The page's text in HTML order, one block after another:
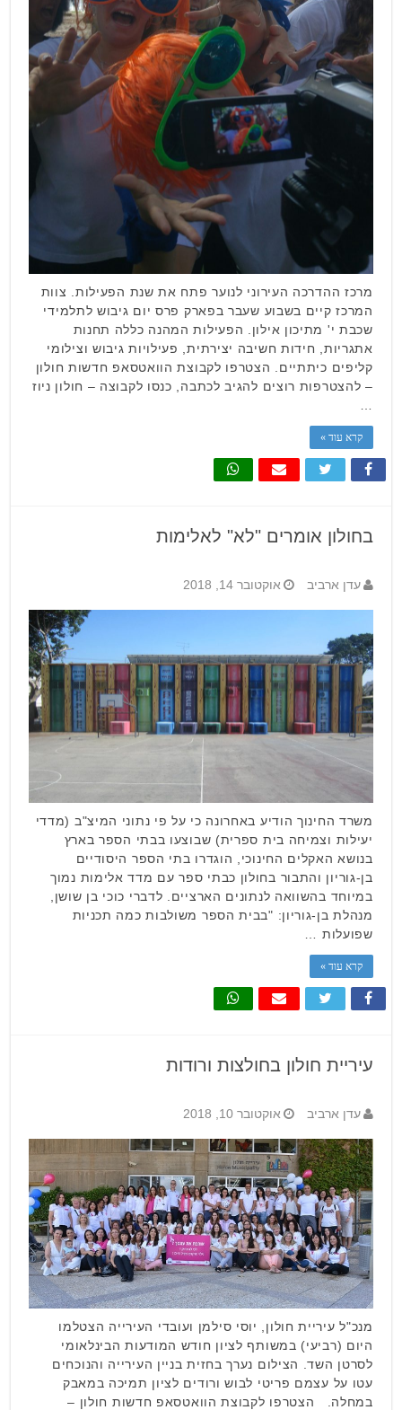
מרכז ההדרכה העירוני לנוער פתח את שנת הפעילות. צוות
המרכז קיים בשבוע שעבר בפארק פרס יום גיבוש לתלמידי
שכבת י' מתיכון אילון. הפעילות המהנה כללה תחנות
אתגריות, חידות חשיבה יצירתית, פעילויות גיבוש וצילומי
קליפים כיתתיים. הצטרפו לקבוצת הוואטסאפ חדשות חולון
– להצטרפות רוצים להגיב לכתבה, כנסו לקבוצה – חולון ניוז
קרא עוד »
בחולון אומרים "לא" לאלימות
עדן ארביב אוקטובר 14, 2018
משרד החינוך הודיע באחרונה כי על פי נתוני המיצ"ב (מדדי
יעילות וצמיחה בית ספרית) שבוצעו בבתי הספר בארץ
בנושא האקלים החינוכי, הוגדרו בתי הספר היסודיים
בן-גוריון והתבור בחולון כבתי ספר עם מדד אלימות נמוך
במיוחד בהשוואה לנתונים הארציים. לדברי כוכי בן שושן,
מנהלת בן-גוריון: "בבית הספר משולבות כמה תכניות
שפועלות …
קרא עוד »
עיריית חולון בחולצות ורודות
עדן ארביב אוקטובר 10, 2018
מנכ"ל עיריית חולון, יוסי סילמן ועובדי העירייה הצטלמו
היום (רביעי) במשותף לציון חודש המודעות הבינלאומי
לסרטן השד. הצילום נערך בחזית בניין העירייה והנוכחים
עטו על עצמם פריטי לבוש ורודים לציון תמיכה במאבק
במחלה. הצטרפו לקבוצת הוואטסאפ חדשות חולון –